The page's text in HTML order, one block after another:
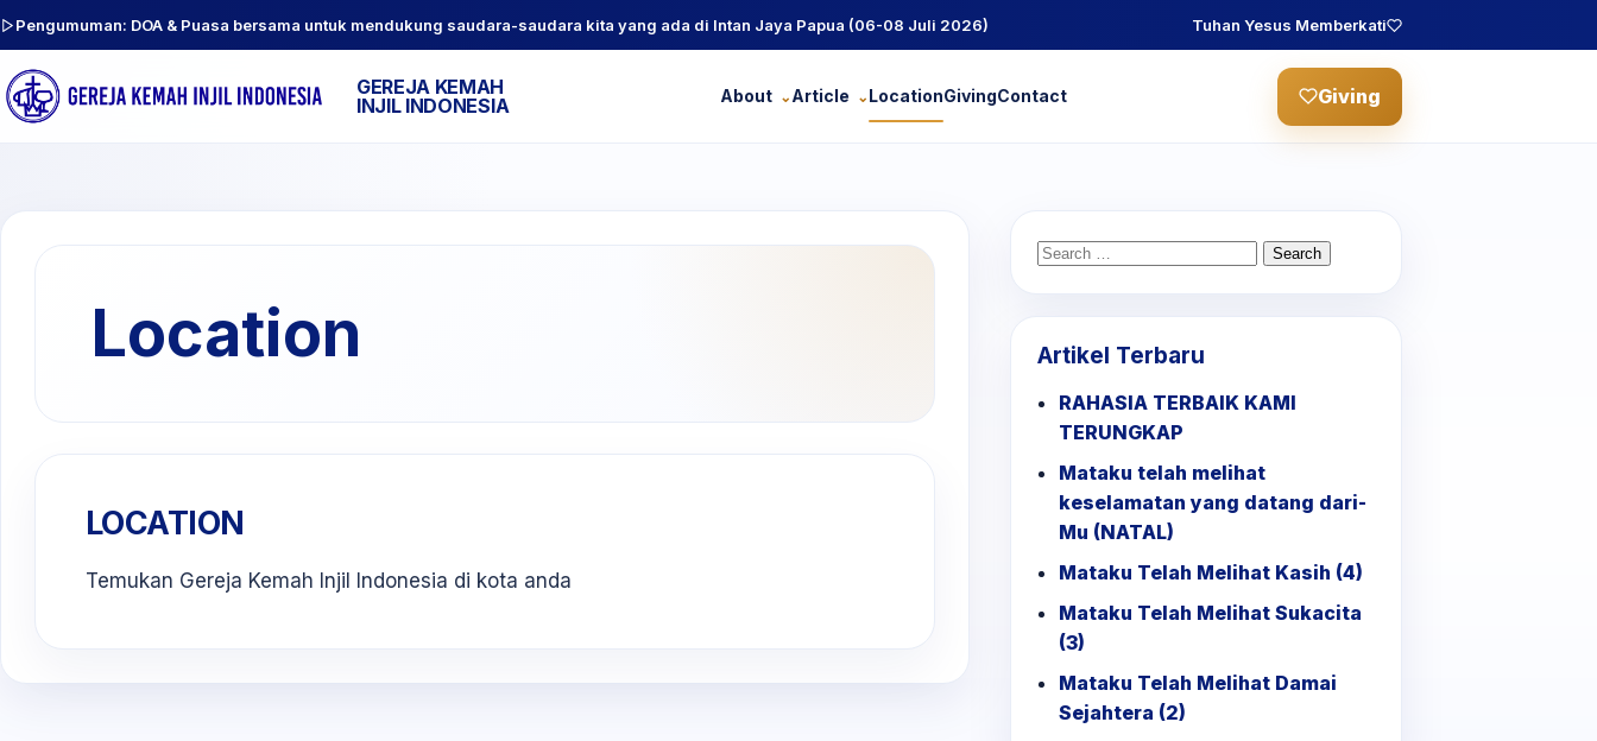
Pengumuman: DOA & Puasa bersama untuk mendukung saudara-saudara kita yang ada di Intan Jaya Papua (06-08 Juli 2026) Tuhan Yesus Memberkati
GEREJA KEMAH
INJIL INDONESIA
About Article LocationGivingContact Giving
Location
LOCATION
Temukan Gereja Kemah Injil Indonesia di kota anda
Search
Artikel Terbaru
RAHASIA TERBAIK KAMI
TERUNGKAP
Mataku telah melihat
keselamatan yang datang dari-
Mu (NATAL)
Mataku Telah Melihat Kasih (4)
Mataku Telah Melihat Sukacita
(3)
Mataku Telah Melihat Damai
Sejahtera (2)